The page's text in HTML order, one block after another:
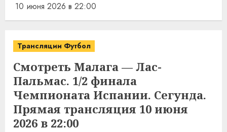
10 июня 2026 в 22:00
Трансляции Футбол
Смотреть Малага — Лас-
Пальмас. 1/2 финала
Чемпионата Испании. Сегунда.
Прямая трансляция 10 июня
2026 в 22:00